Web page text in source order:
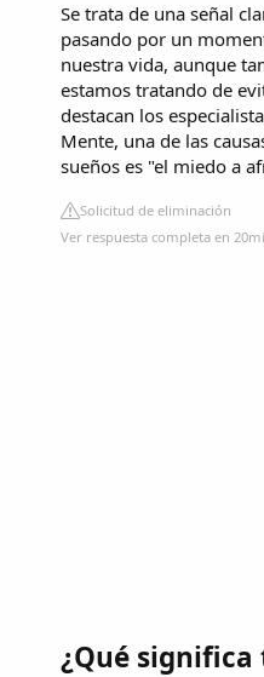
Se trata de una señal
pasando por un
nuestra vida, aunque
estamos tratando de
destacan los
Mente, una de las
sueños es "el miedo a
Solicitud de eliminación
Ver respuesta completa en
¿Qué